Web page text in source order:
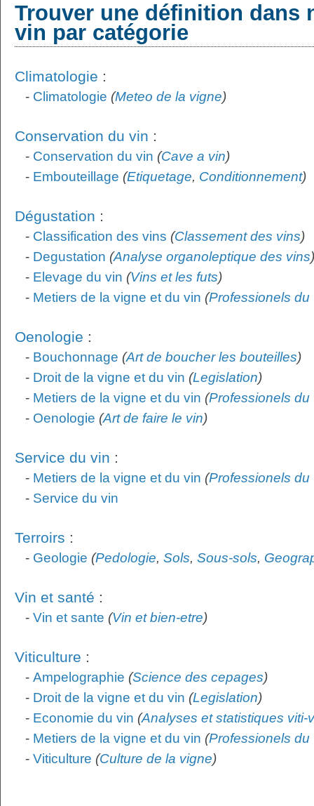
Trouver une définition dans
vin par catégorie
Climatologie :
- Climatologie (Meteo de la vigne)
Conservation du vin :
- Conservation du vin (Cave a vin)
- Embouteillage (Etiquetage, Conditionnement)
Dégustation :
- Classification des vins (Classement des vins)
- Degustation (Analyse organoleptique des vins)
- Elevage du vin (Vins et les futs)
- Metiers de la vigne et du vin (Professionels du
Oenologie :
- Bouchonnage (Art de boucher les bouteilles)
- Droit de la vigne et du vin (Legislation)
- Metiers de la vigne et du vin (Professionels du
- Oenologie (Art de faire le vin)
Service du vin :
- Metiers de la vigne et du vin (Professionels du
- Service du vin
Terroirs :
- Geologie (Pedologie, Sols, Sous-sols,
Vin et santé :
- Vin et sante (Vin et bien-etre)
Viticulture :
- Ampelographie (Science des cepages)
- Droit de la vigne et du vin (Legislation)
- Economie du vin (Analyses et statistiques viti-
- Metiers de la vigne et du vin (Professionels du
- Viticulture (Culture de la vigne)